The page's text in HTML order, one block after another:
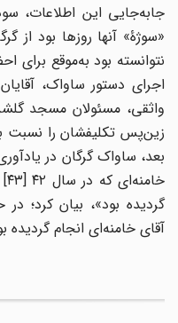
جابه‌جایی این اطلاعات،
«سوژۀ» آنها روزها بود از
نتوانسته بود به‌موقع برای
اجرای دستور ساواک،
واثقی، مسئولان مسجد
زین‌پس تکلیفشان را نسبت
بعد، ساواک گرگان در
گردیده بود»، بیان کرد؛
آقای خامنه‌ای انجام گردیده